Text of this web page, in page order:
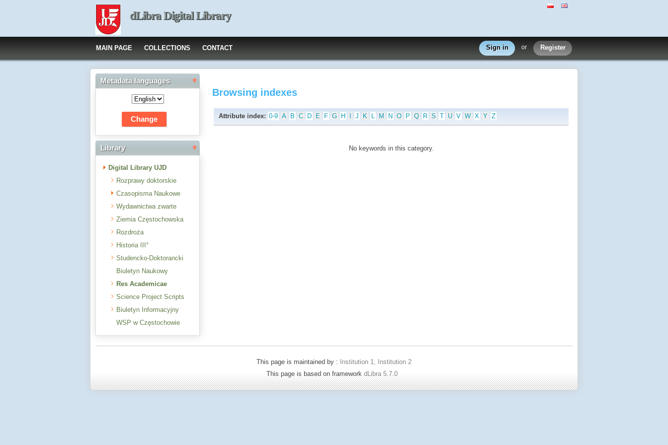
dLibra Digital Library
MAIN PAGE COLLECTIONS CONTACT Sign in or Register
Metadata languages
Library
Digital Library UJD
Rozprawy doktorskie
Czasopisma Naukowe
Wydawnictwa zwarte
Ziemia Częstochowska
Rozdroża
Historia III°
Studencko-Doktorancki
Biuletyn Naukowy
Res Academicae
Science Project Scripts
Biuletyn Informacyjny
WSP w Częstochowie
Browsing indexes
Attribute index: 0-9 A B C D E F G H J K L M N O P Q R S T U V W X Y Z
No keywords in this category.
This page is maintained by :
Institution 1, Institution 2
This page is based on framework dLibra 5.7.0